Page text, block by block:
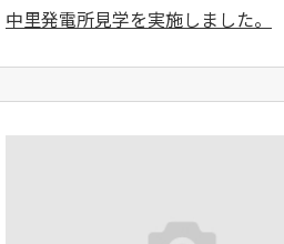
中里発電所見学を実施しました。